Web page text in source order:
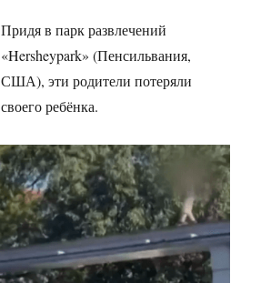
Придя в парк развлечений
«Hersheypark» (Пенсильвания,
США), эти родители потеряли
своего ребёнка.